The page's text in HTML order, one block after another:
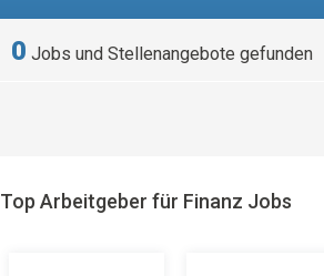
0 Jobs und Stellenangebote gefunden
Top Arbeitgeber für Finanz Jobs